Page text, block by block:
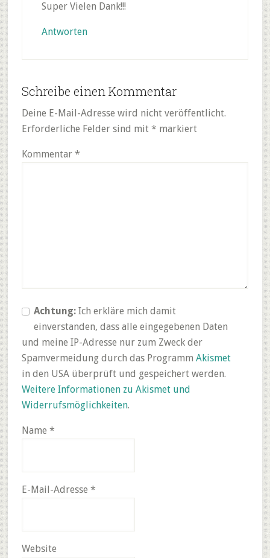
Super Vielen Dank!!!
Antworten
Schreibe einen Kommentar
Deine E-Mail-Adresse wird nicht veröffentlicht.
Erforderliche Felder sind mit * markiert
Kommentar *
Achtung:Ich erkläre mich damit
einverstanden, dass alle eingegebenen Daten
und meine IP-Adresse nur zum Zweck der
Spamvermeidung durch das Programm Akismet
in den USA überprüft und gespeichert werden.
Weitere Informationen zu Akismet und
Widerrufsmöglichkeiten.
Name *
E-Mail-Adresse *
Website